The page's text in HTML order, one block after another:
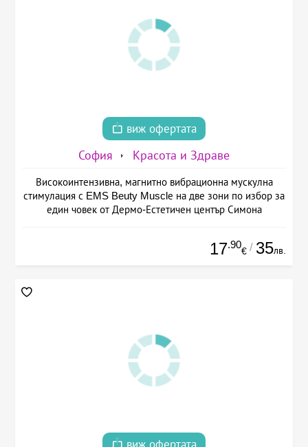
виж офертата
София Красота и Здраве
Високоинтензивна, магнитно вибрационна мускулна
стимулация с EMS Beuty Musclе на две зони по избор за
един човек от Дермо-Естетичен център Симона
17.90
€ / 35лв.
виж офертата